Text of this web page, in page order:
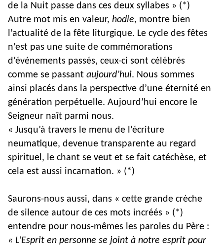
de la Nuit passe dans ces deux syllabes » (*)
Autre mot mis en valeur, hodie, montre bien
l’actualité de la fête liturgique. Le cycle des fêtes
n’est pas une suite de commémorations
d’événements passés, ceux-ci sont célébrés
comme se passant aujourd’hui. Nous sommes
ainsi placés dans la perspective d’une éternité en
génération perpétuelle. Aujourd’hui encore le
Seigneur naît parmi nous.
« Jusqu’à travers le menu de l’écriture
neumatique, devenue transparente au regard
spirituel, le chant se veut et se fait catéchèse, et
cela est aussi incarnation. » (*)
Saurons-nous aussi, dans « cette grande crèche
de silence autour de ces mots incréés » (*)
entendre pour nous-mêmes les paroles du Père :
« L'Esprit en personne se joint à notre esprit pour